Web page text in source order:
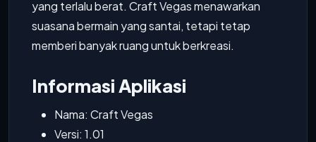
yang terlalu berat. Craft Vegas menawarkan
suasana bermain yang santai, tetapi tetap
memberi banyak ruang untuk berkreasi.
Informasi Aplikasi
Nama: Craft Vegas
Versi: 1.01